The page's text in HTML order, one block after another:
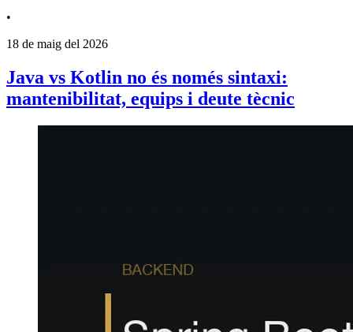
•
18 de maig del 2026
Java vs Kotlin no és només sintaxi:
mantenibilitat, equips i deute tècnic